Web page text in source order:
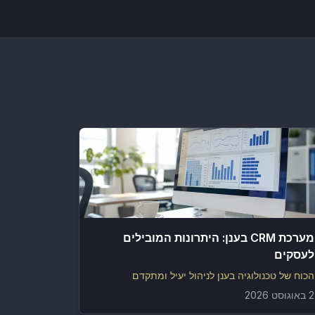
מערכת CRM בענן: היתרונות המובילים
לעסקים
הכוח של טכנולוגיה בענן לניהול יעיל ומתקדם
2 באוגוסט 2026